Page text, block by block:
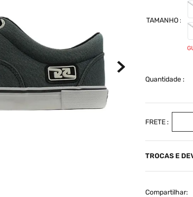
TAMANHO
Quantidade
TROCAS E
Compartilhar